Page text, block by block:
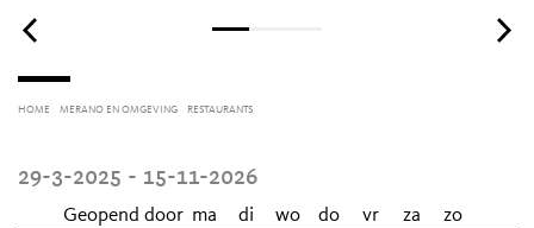
HOME MERANO EN OMGEVING RESTAURANTS
29-3-2025 - 15-11-2026
Geopend door ma di wo do vr za
zo